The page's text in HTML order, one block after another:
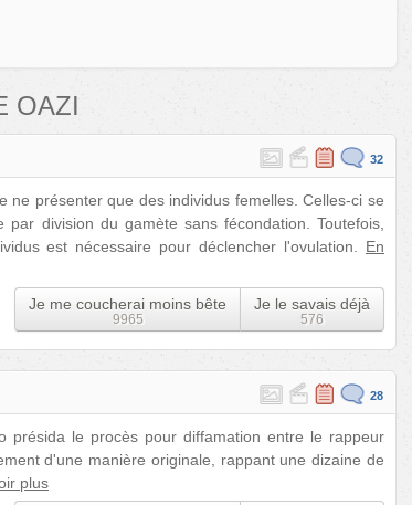
OAZI
32
présenter que des individus femelles. Celles-ci se
division du gamète sans fécondation. Toutefois,
est nécessaire pour déclencher l'ovulation. En
Je me coucherai moins bête
9965
Je le savais déjà
576
28
présida le procès pour diffamation entre le rappeur
d'une manière originale, rappant une dizaine de
plus